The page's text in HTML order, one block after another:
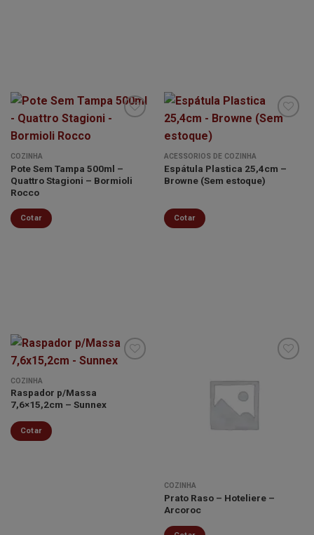
lista de
desejos
COZINHA
Pote Sem Tampa 500ml –
Quattro Stagioni – Bormioli
Rocco
Cotar
lista de
desejos
ACESSÓRIOS DE COZINHA
Espátula Plastica 25,4cm –
Browne (Sem estoque)
Cotar
lista de
COZINHA
Raspador p/Massa
7,6×15,2cm – Sunnex
Cotar
COZINHA
Prato Raso – Hoteliere –
Arcoroc